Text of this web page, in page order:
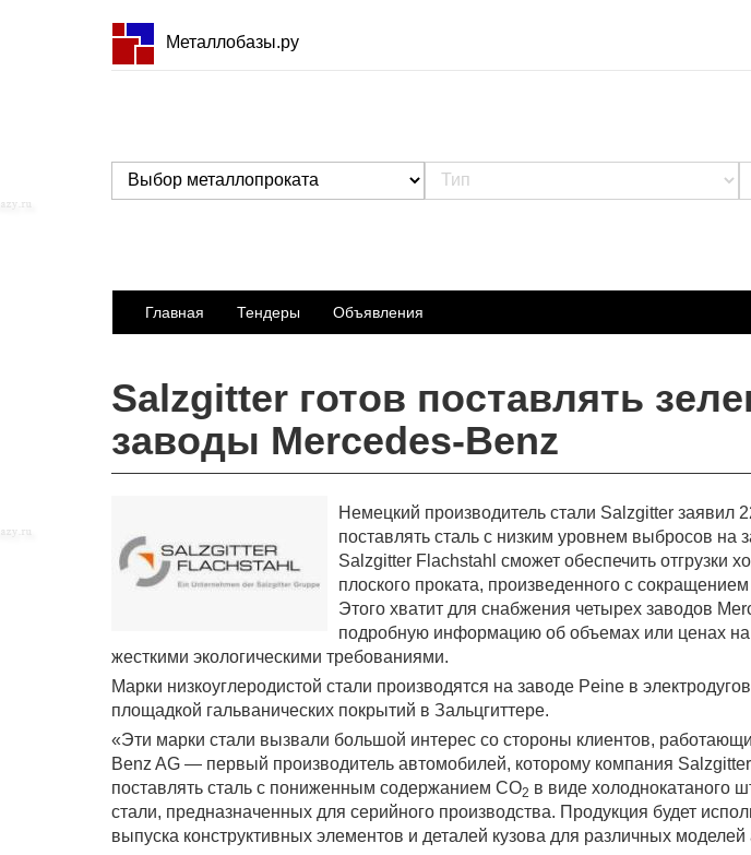
Металлобазы.ру
Главная Тендеры Объявления
Salzgitter готов поставлять
заводы Mercedes-Benz
Немецкий производитель стали Salzgitter заявил
поставлять сталь с низким уровнем выбросов
Salzgitter Flachstahl сможет обеспечить отгрузки
плоского проката, произведенного с
Этого хватит для снабжения четырех заводов
подробную информацию об объемах или ценах
жесткими экологическими требованиями.
Марки низкоуглеродистой стали производятся на заводе Peine в
площадкой гальванических покрытий в Зальцгиттере.
«Эти марки стали вызвали большой интерес со стороны клиентов,
Benz AG — первый производитель автомобилей, которому компания
поставлять сталь с пониженным содержанием CO2 в виде холоднокатаного
стали, предназначенных для серийного производства. Продукция будет
выпуска конструктивных элементов и деталей кузова для различных